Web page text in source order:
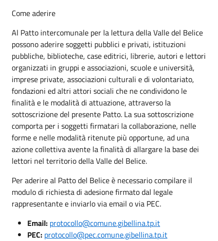
Come aderire
Al Patto intercomunale per la lettura della Valle del Belice
possono aderire soggetti pubblici e privati, istituzioni
pubbliche, biblioteche, case editrici, librerie, autori e lettori
organizzati in gruppi e associazioni, scuole e università,
imprese private, associazioni culturali e di volontariato,
fondazioni ed altri attori sociali che ne condividono le
finalità e le modalità di attuazione, attraverso la
sottoscrizione del presente Patto. La sua sottoscrizione
comporta per i soggetti firmatari la collaborazione, nelle
forme e nelle modalità ritenute più opportune, ad una
azione collettiva avente la finalità di allargare la base dei
lettori nel territorio della Valle del Belice.
Per aderire al Patto del Belice è necessario compilare il
modulo di richiesta di adesione firmato dal legale
rappresentante e inviarlo via email o via PEC.
Email: protocollo@comune.gibellina.tp.it
PEC: protocollo@pec.comune.gibellina.tp.it